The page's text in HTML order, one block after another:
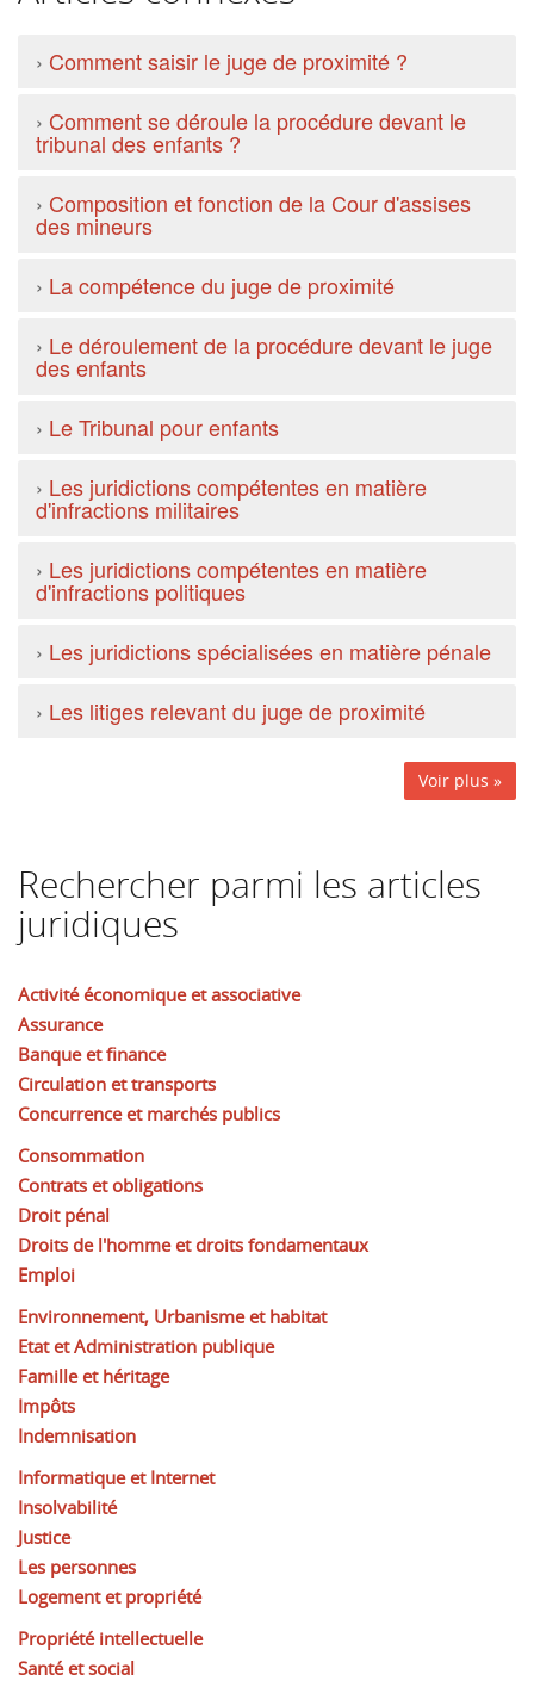
› Comment saisir le juge de proximité ?
› Comment se déroule la procédure devant le
tribunal des enfants ?
› Composition et fonction de la Cour d'assises
des mineurs
› La compétence du juge de proximité
› Le déroulement de la procédure devant le juge
des enfants
› Le Tribunal pour enfants
› Les juridictions compétentes en matière
d'infractions militaires
› Les juridictions compétentes en matière
d'infractions politiques
› Les juridictions spécialisées en matière pénale
› Les litiges relevant du juge de proximité
Voir plus »
Rechercher parmi les articles
juridiques
Activité économique et associative
Assurance
Banque et finance
Circulation et transports
Concurrence et marchés publics
Consommation
Contrats et obligations
Droit pénal
Droits de l'homme et droits fondamentaux
Emploi
Environnement, Urbanisme et habitat
Etat et Administration publique
Famille et héritage
Impôts
Indemnisation
Informatique et Internet
Insolvabilité
Justice
Les personnes
Logement et propriété
Propriété intellectuelle
Santé et social